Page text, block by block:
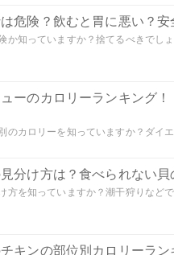
危険？飲むと胃に悪い？安
か知っていますか？捨てるべきでし
ーのカロリーランキング
のカロリーを知っていますか？ダイ
分け方は？食べられない
方を知っていますか？潮干狩りなど
キンの部位別カロリーラン